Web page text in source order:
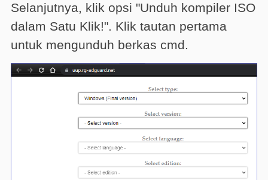
Selanjutnya, klik opsi "Unduh kompiler ISO
dalam Satu Klik!". Klik tautan pertama
untuk mengunduh berkas cmd.